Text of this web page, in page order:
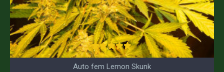
Auto fem Lemon Skunk